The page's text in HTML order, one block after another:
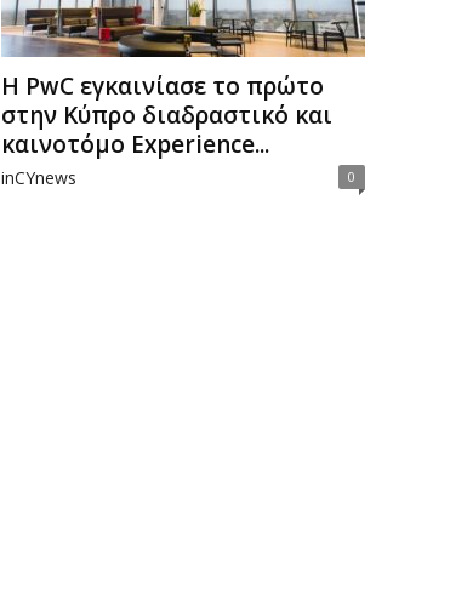
Η PwC εγκαινίασε το πρώτο
στην Κύπρο διαδραστικό και
καινοτόμο Experience...
inCYnews 0